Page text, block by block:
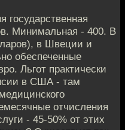
государственная
Минимальная - 400. В
в Швеции и
обеспеченные
Льгот практически
в США - там
отчисления
- 45-50% от этих